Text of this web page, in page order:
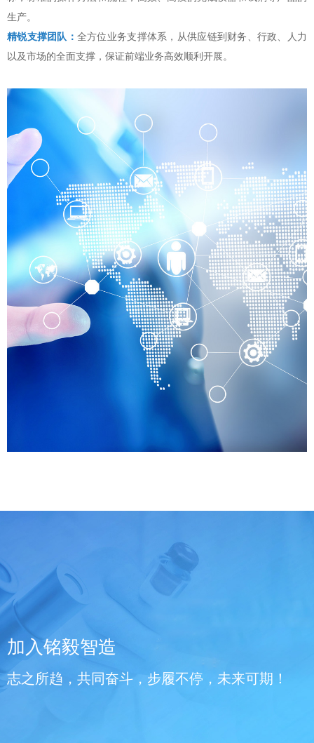
加入铭毅智造
志之所趋，共同奋斗，步履不停，未来可期！
生产。
精锐支撑团队： 全方位业务支撑体系，从供应链到财务、行政、人力
以及市场的全面支撑，保证前端业务高效顺利开展。